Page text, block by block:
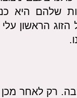
שלהם היא
הראשון
רק לאחר